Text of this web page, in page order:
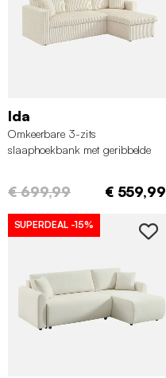
Ida
Omkeerbare 3-zits
slaaphoekbank met geribbelde
€ 699,99 € 559,99
SUPERDEAL -15%